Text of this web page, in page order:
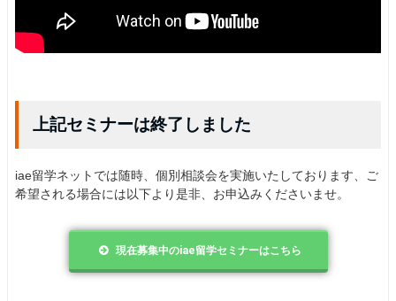
上記セミナーは終了しました
iae留学ネットでは随時、個別相談会を実施いたしております、ご
希望される場合には以下より是非、お申込みくださいませ。
現在募集中のiae留学セミナーはこちら